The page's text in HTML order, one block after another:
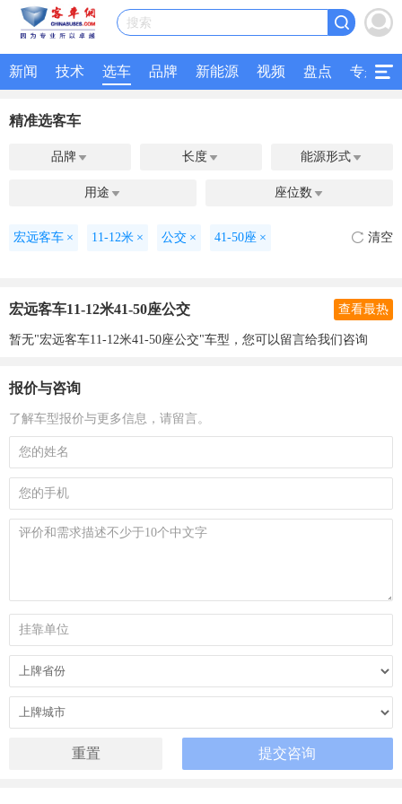
搜索
新闻 技术 选车 品牌 新能源 视频 盘点 专题
精准选客车
品牌  长度  能源形式 
用途  座位数 
宏远客车 × 11-12米 × 公交 × 41-50座 × 清空
宏远客车11-12米41-50座公交 查看最热
暂无"宏远客车11-12米41-50座公交"车型，您可以留言给我们咨询
报价与咨询
了解车型报价与更多信息，请留言。